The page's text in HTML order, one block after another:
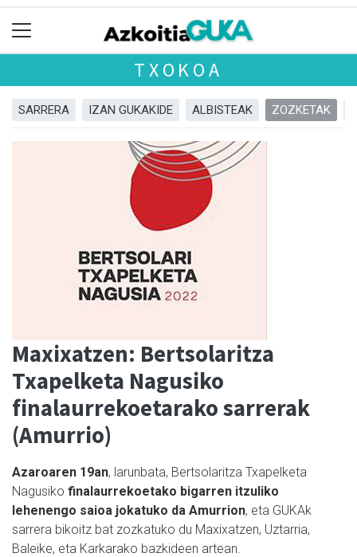
TXOKOA
SARRERA IZAN GUKAKIDE ALBISTEAK ZOZKETAK
Maxixatzen: Bertsolaritza
Txapelketa Nagusiko
finalaurrekoetarako sarrerak
(Amurrio)
Azaroaren 19an, larunbata, Bertsolaritza Txapelketa
Nagusiko finalaurrekoetako bigarren itzuliko
lehenengo saioa jokatuko da Amurrion, eta GUKAk
sarrera bikoitz bat zozkatuko du Maxixatzen, Uztarria,
Baleike, eta Karkarako bazkideen artean.